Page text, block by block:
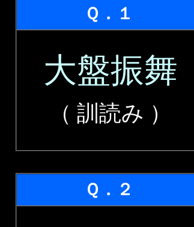
Ｑ．１
大盤振舞
（ 訓読み ）
Ｑ．２